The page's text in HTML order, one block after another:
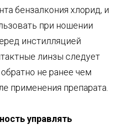
бензалкония хлорид, и
при ношении
инстилляцией
линзы следует
не ранее чем
применения препарата.
управлять